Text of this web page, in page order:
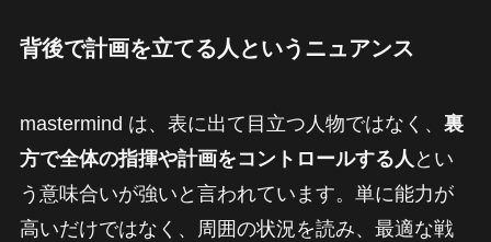
背後で計画を立てる人というニュアンス
mastermind は、表に出て目立つ人物ではなく、 裏
方で全体の指揮や計画をコントロールする人 とい
う意味合いが強いと言われています。単に能力が
高いだけではなく、周囲の状況を読み、最適な戦